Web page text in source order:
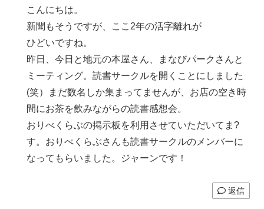
こんにちは。
新聞もそうですが、ここ2年の活字離れが
ひどいですね。
昨日、今日と地元の本屋さん、まなびパークさんと
ミーティング。読書サークルを開くことにしました
(笑）まだ数名しか集まってませんが、お店の空き時
間にお茶を飲みながらの読書感想会。
おりべくらぶの掲示板を利用させていただいてま?
す。おりべくらぶさんも読書サークルのメンバーに
なってもらいました。ジャーンです！
返信